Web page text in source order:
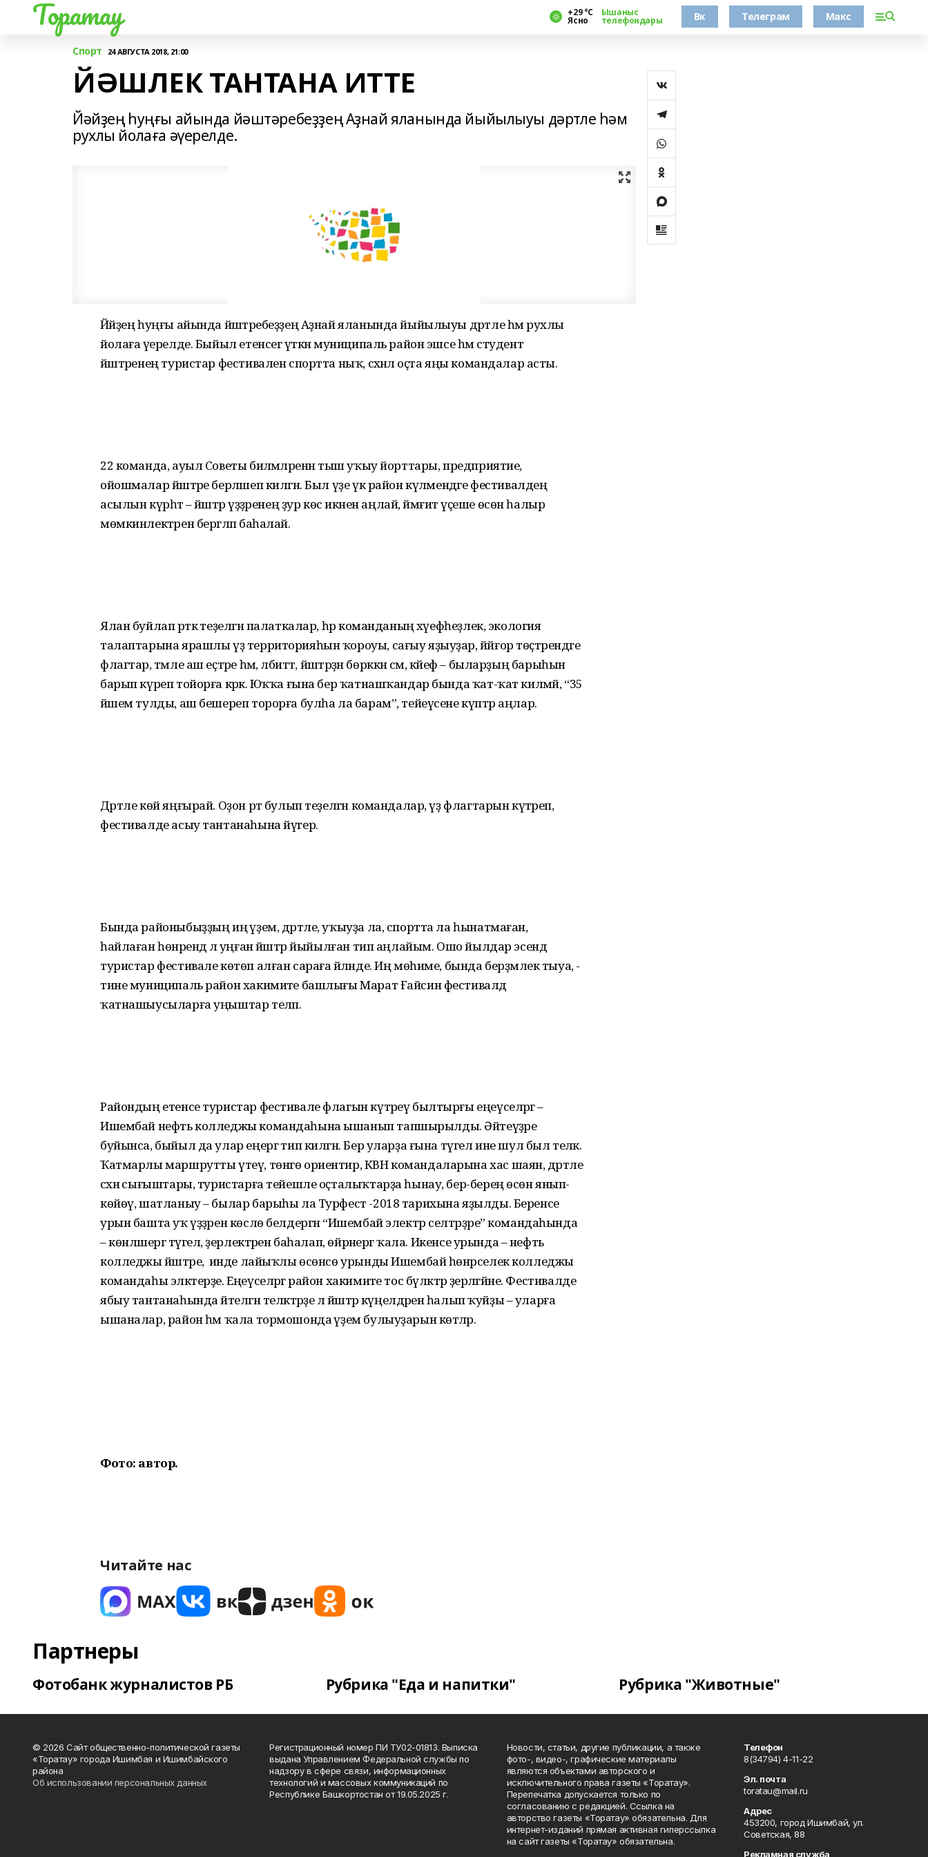
Торатау +29 °С
Ясно
Ышаныс
телефондары Вк Телеграм Макс
Спорт 24 АВГУСТА 2018, 21:00
ЙӘШЛЕК ТАНТАНА ИТТЕ
Йәйҙең һуңғы айында йәштәребеҙҙең Аҙнай яланында йыйылыуы дәртле һәм
рухлы йолаға әүерелде.
Йәйҙең һуңғы айында йәштәребеҙҙең Аҙнай яланында йыйылыуы дәртле һәм рухлы
йолаға әүерелде. Быйыл етенсегә үткән муниципаль район эшсе һәм студент
йәштәренең туристар фестивален спортта ныҡ, сәхнәлә оҫта яңы командалар асты.
22 команда, ауыл Советы биләмәләренән тыш уҡыу йорттары, предприятие,
ойошмалар йәштәре берләшеп килгән. Был үҙе үк район күләмендәге фестивалдең
асылын күрһәтә – йәштәр үҙҙәренең ҙур көс икәнен аңлай, йәмғиәт үҫеше өсөн һалыр
мөмкинлектәрен бергәләп баһалай.
Ялан буйлап рәткә теҙелгән палаткалар, һәр команданың хәүефһеҙлек, экология
талаптарына ярашлы үҙ территорияһын ҡороуы, сағыу яҙыуҙар, йәйғор төҫтәрендәге
флагтар, тәмле аш еҫтәре һәм, әлбиттә, йәштәрҙән бөрккән сәм, кәйеф – быларҙың барыһын
барып күреп тойорға кәрәк. Юҡҡа ғына бер ҡатнашҡандар бында ҡат-ҡат килмәй, “35
йәшем тулды, аш бешереп торорға булһа ла барам”, тейеүсене күптәр аңлар.
Дәртле көй яңғырай. Оҙон рәт булып теҙелгән командалар, үҙ флагтарын күтәреп,
фестивалде асыу тантанаһына йүгерә.
Бында районыбыҙҙың иң әүҙем, дәртле, уҡыуҙа ла, спортта ла һынатмаған,
һайлаған һөнәрендә лә уңған йәштәр йыйылған тип аңлайым. Ошо йылдар эсендә
туристар фестивале көтөп алған сараға әйләнде. Иң мөһиме, бында берҙәмлек тыуа, -
тине муниципаль район хакимиәте башлығы Марат Ғайсин фестивалдә
ҡатнашыусыларға уңыштар теләп.
Райондың етенсе туристар фестивале флагын күтәреү былтырғы еңеүселәргә –
Ишембай нефть колледжы командаһына ышанып тапшырылды. Әйтеүҙәре
буйынса, быйыл да улар еңергә тип килгән. Бер уларҙа ғына түгел ине шул был теләк.
Ҡатмарлы маршрутты үтеү, төнгө ориентир, КВН командаларына хас шаян, дәртле
сәхнә сығыштары, туристарға тейешле оҫталыҡтарҙа һынау, бер-берең өсөн янып-
көйөү, шатланыу – былар барыһы ла Турфест -2018 тарихына яҙылды. Беренсе
урын башта уҡ үҙҙәрен көслө белдергән “Ишембай электр селтәрҙәре” командаһында
– көнләшергә түгел, әҙерлектәрен баһалап, өйрәнергә ҡала. Икенсе урында – нефть
колледжы йәштәре, ә инде лайыҡлы өсөнсө урынды Ишембай һөнәрселек колледжы
командаһы эләктерҙе. Еңеүселәргә район хакимиәте тос бүләктәр әҙерләгәйне. Фестивалде
ябыу тантанаһында әйтелгән теләктәрҙе лә йәштәр күңелдәренә һалып ҡуйҙы – уларға
ышаналар, район һәм ҡала тормошонда әүҙем булыуҙарын көтәләр.
Фото: автор.
Читайте нас
Партнеры
Фотобанк журналистов РБ Рубрика "Еда и напитки" Рубрика "Животные"
© 2026 Сайт общественно-политической газеты
«Торатау» города Ишимбая и Ишимбайского
района
Об использовании персональных данных
Регистрационный номер ПИ ТУ02-01813. Выписка
выдана Управлением Федеральной службы по
надзору в сфере связи, информационных
технологий и массовых коммуникаций по
Республике Башкортостан от 19.05.2025 г.
Новости, статьи, другие публикации, а также
фото-, видео-, графические материалы
являются объектами авторского и
исключительного права газеты «Торатау».
Перепечатка допускается только по
согласованию с редакцией. Ссылка на
авторство газеты «Торатау» обязательна. Для
интернет-изданий прямая активная гиперссылка
на сайт газеты «Торатау» обязательна.
Телефон
8(34794) 4-11-22
Эл. почта
toratau@mail.ru
Адрес
453200, город Ишимбай, ул.
Советская, 88
Рекламная служба